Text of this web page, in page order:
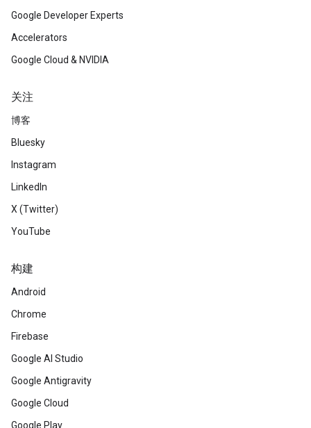
Google Developer Experts
Accelerators
Google Cloud & NVIDIA
关注
博客
Bluesky
Instagram
LinkedIn
X (Twitter)
YouTube
构建
Android
Chrome
Firebase
Google AI Studio
Google Antigravity
Google Cloud
Google Play